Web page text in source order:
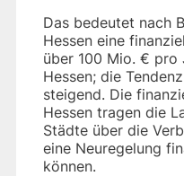
Das bedeutet nach
Hessen eine
über 100 Mio. € pro
Hessen; die
steigend. Die
Hessen tragen die
Städte über die
eine Neuregelung
können.